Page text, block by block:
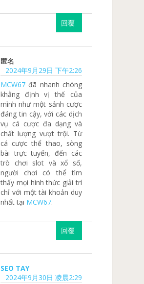
回覆
匿名
2024年9月29日 下午2:26
MCW67 đã nhanh chóng
khẳng định vị thế của
mình như một sảnh cược
đáng tin cậy, với các dịch
vụ cá cược đa dạng và
chất lượng vượt trội. Từ
cá cược thể thao, sòng
bài trực tuyến, đến các
trò chơi slot và xổ số,
người chơi có thể tìm
thấy mọi hình thức giải trí
chỉ với một tài khoản duy
nhất tại MCW67.
回覆
SEO TAY
2024年9月30日 凌晨2:29